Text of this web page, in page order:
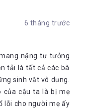
6 tháng trước
nặng tư tưởng
tải là tất cả các bà
sinh vật vô dụng.
của cậu ta là bị mẹ
lỗi cho người mẹ ấy